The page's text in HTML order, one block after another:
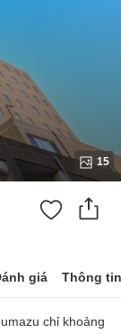
15
giá Thông
chỉ khoảng